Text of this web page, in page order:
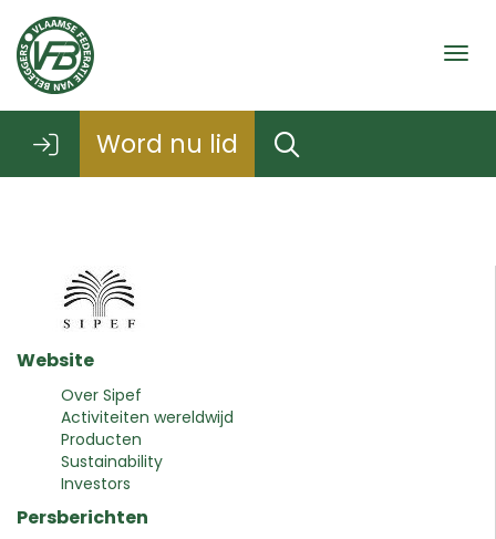
Word nu lid
Website
Over Sipef
Activiteiten wereldwijd
Producten
Sustainability
Investors
Persberichten